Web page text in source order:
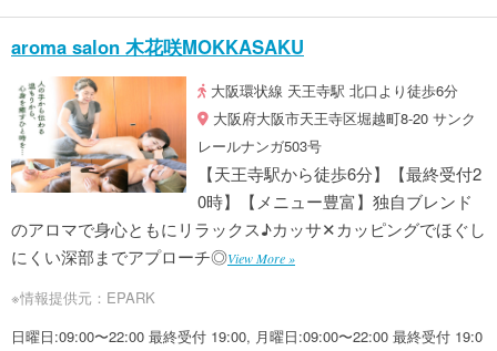
aroma salon 木花咲MOKKASAKU
大阪環状線 天王寺駅 北口より徒歩6分
大阪府大阪市天王寺区堀越町8-20 サンク
レールナンガ503号
【天王寺駅から徒歩6分】【最終受付2
0時】【メニュー豊富】独自ブレンド
のアロマで身心ともにリラックス♪カッサ✕カッピングでほぐし
にくい深部までアプローチ◎View More »
※情報提供元：EPARK
日曜日:09:00〜22:00 最終受付 19:00, 月曜日:09:00〜22:00 最終受付 19:0